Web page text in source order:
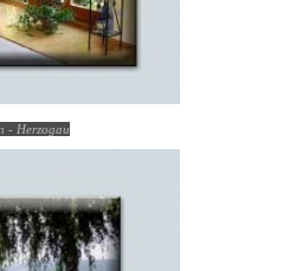
- Herzogau